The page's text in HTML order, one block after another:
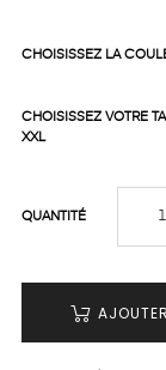
CHOISISSEZ LA
CHOISISSEZ VOTRE
XXL
QUANTITÉ